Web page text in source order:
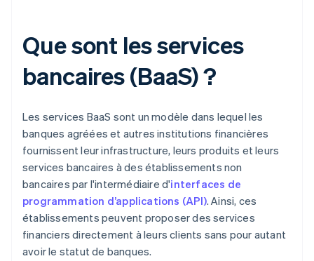
Que sont les services
bancaires (BaaS) ?
Les services BaaS sont un modèle dans lequel les
banques agréées et autres institutions financières
fournissent leur infrastructure, leurs produits et leurs
services bancaires à des établissements non
bancaires par l'intermédiaire d'interfaces de
programmation d’applications (API). Ainsi, ces
établissements peuvent proposer des services
financiers directement à leurs clients sans pour autant
avoir le statut de banques.